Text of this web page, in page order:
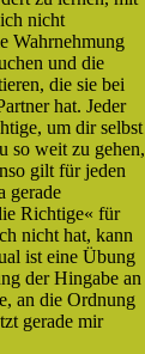
nicht
Wahrnehmung
und die
die sie bei
hat. Jeder
um dir selbst
so weit zu gehen,
gilt für jeden
gerade
Richtige« für
nicht hat, kann
ist eine Übung
der Hingabe an
an die Ordnung
gerade mir